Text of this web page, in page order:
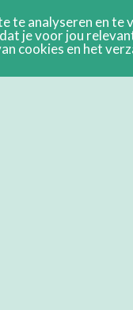
te analyseren en
je voor jou
cookies en het